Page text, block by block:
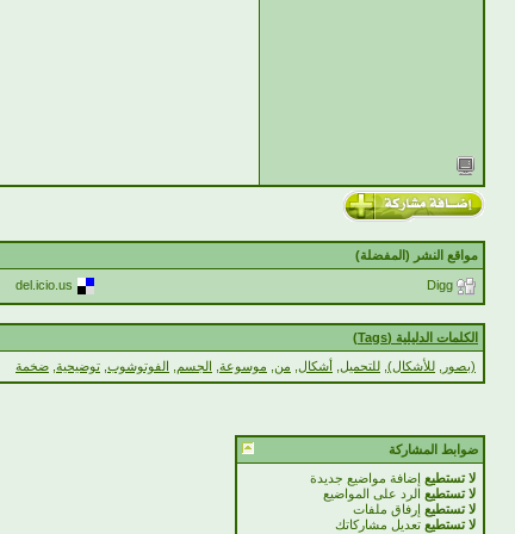
مواقع النشر (المفضلة)
Digg
del.icio.us
الكلمات الدليلية (Tags)
(بصور
للأشكال) للتحميل أشكال من موسوعة الجسم الفوتوشوب توضيحية ضخمة
ضوابط المشاركة
لا تستطيع إضافة مواضيع جديدة
لا تستطيع الرد على المواضيع
لا تستطيع إرفاق ملفات
لا تستطيع تعديل مشاركاتك